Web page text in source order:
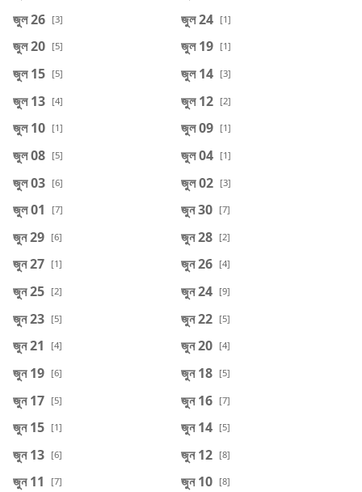
জুল 26 [3] জুল 24 [1]
জুল 20 [5] জুল 19 [1]
জুল 15 [5] জুল 14 [3]
জুল 13 [4] জুল 12 [2]
জুল 10 [1] জুল 09 [1]
জুল 08 [5] জুল 04 [1]
জুল 03 [6] জুল 02 [3]
জুল 01 [7] জুন 30 [7]
জুন 29 [6] জুন 28 [2]
জুন 27 [1] জুন 26 [4]
জুন 25 [2] জুন 24 [9]
জুন 23 [5] জুন 22 [5]
জুন 21 [4] জুন 20 [4]
জুন 19 [6] জুন 18 [5]
জুন 17 [5] জুন 16 [7]
জুন 15 [1] জুন 14 [5]
জুন 13 [6] জুন 12 [8]
জুন 11 [7] জুন 10 [8]